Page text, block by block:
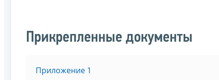
Прикрепленные документы
Приложение 1